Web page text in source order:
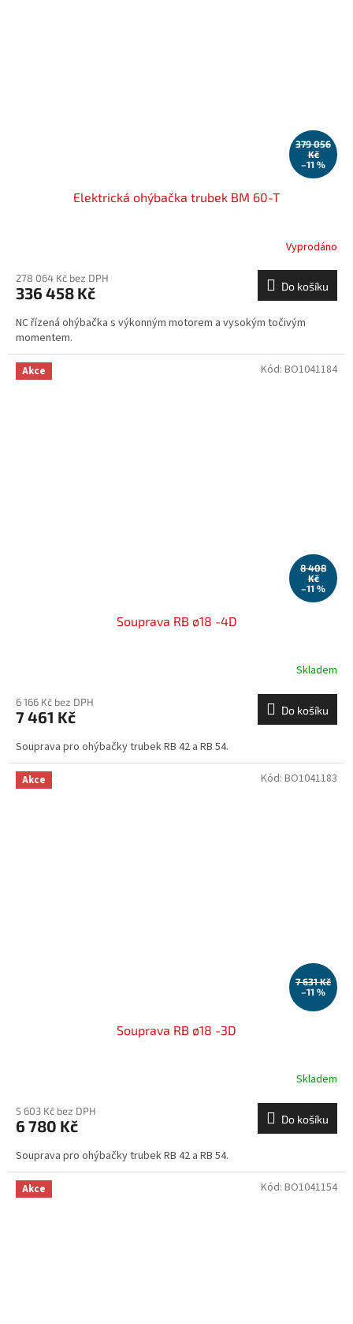
379 056
Kč
–11 %
Elektrická ohýbačka trubek BM 60-T
Vyprodáno
278 064 Kč bez DPH
336 458 Kč Do košíku
NC řízená ohýbačka s výkonným motorem a vysokým točivým
momentem.
Akce
8 408
Kč
–11 %
Souprava RB ø18 -4D
Skladem
6 166 Kč bez DPH
7 461 Kč Do košíku
Souprava pro ohýbačky trubek RB 42 a RB 54.
Kód: BO1041184
Akce
7 631 Kč
–11 %
Souprava RB ø18 -3D
Skladem
5 603 Kč bez DPH
6 780 Kč Do košíku
Souprava pro ohýbačky trubek RB 42 a RB 54.
Kód: BO1041183
Akce Kód: BO1041154